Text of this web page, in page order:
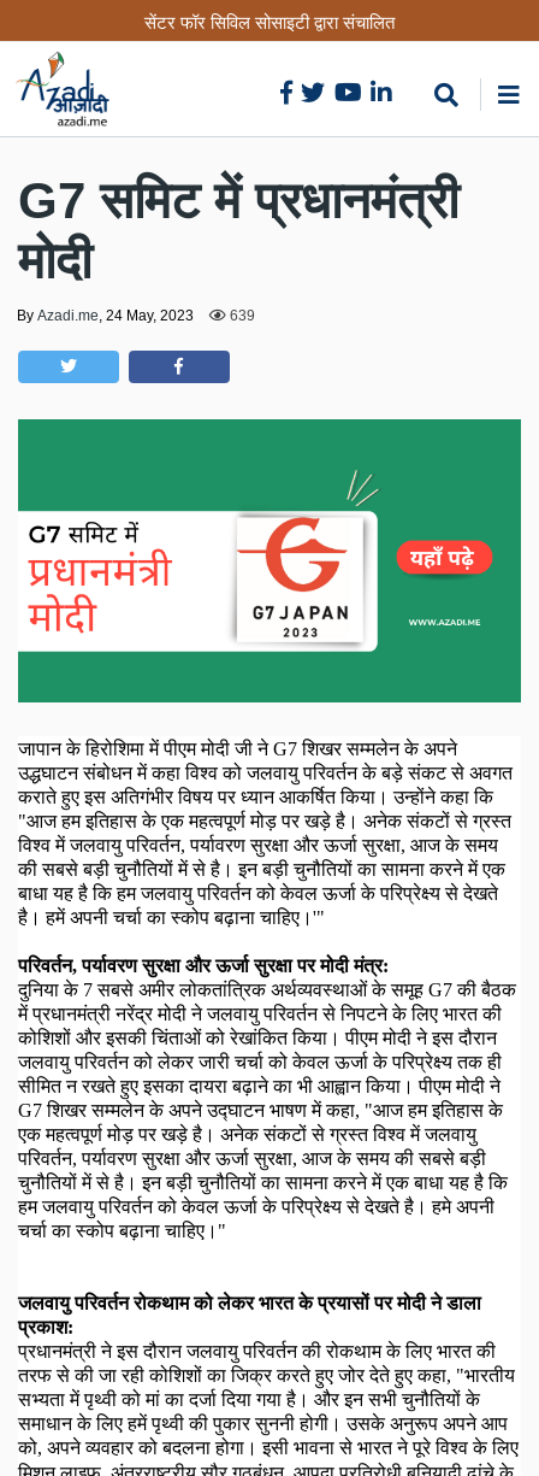
to
content
सेंटर फॉर सिविल सोसाइटी द्वारा संचालित
G7 समिट में प्रधानमंत्री
मोदी
By Azadi.me, 24 May, 2023 639
जापान के हिरोशिमा में पीएम मोदी जी नेG7शिखर सम्मलेन के अपने
उद्धघाटन संबोधन में कहा विश्व को जलवायु परिवर्तन के बड़े संकट से अवगत
कराते हुए इस अतिगंभीर विषय पर ध्यान आकर्षित किया। उन्होंने कहा कि
"आज हम इतिहास के एक महत्वपूर्ण मोड़ पर खड़े है। अनेक संकटों से ग्रस्त
विश्व में जलवायु परिवर्तन,पर्यावरण सुरक्षा और ऊर्जा सुरक्षा, आज के समय
की सबसे बड़ी चुनौतियों में से है। इन बड़ी चुनौतियों का सामना करने में एक
बाधा यह है कि हम जलवायु परिवर्तन को केवल ऊर्जा के परिप्रेक्ष्य से देखते
है। हमें अपनी चर्चा का स्कोप बढ़ाना चाहिए। '"
परिवर्तन,पर्यावरण सुरक्षा और ऊर्जा सुरक्षा पर मोदी मंत्र:
दुनिया के 7सबसे अमीर लोकतांत्रिक अर्थव्यवस्थाओं के समूह G7की बैठक
में प्रधानमंत्री नरेंद्र मोदी ने जलवायु परिवर्तन से निपटने के लिए भारत की
कोशिशों और इसकी चिंताओं को रेखांकित किया। पीएम मोदी ने इस दौरान
जलवायु परिवर्तन को लेकर जारी चर्चा को केवल ऊर्जा के परिप्रेक्ष्य तक ही
सीमित न रखते हुए इसका दायरा बढ़ाने का भी आह्वान किया। पीएम मोदी ने
G7शिखर सम्मलेन के अपने उद्घाटन भाषण में कहा, "आज हम इतिहास के
एक महत्वपूर्ण मोड़ पर खड़े है। अनेक संकटों से ग्रस्त विश्व में जलवायु
परिवर्तन,पर्यावरण सुरक्षा और ऊर्जा सुरक्षा, आज के समय की सबसे बड़ी
चुनौतियों में से है। इन बड़ी चुनौतियों का सामना करने में एक बाधा यह है कि
हम जलवायु परिवर्तन को केवल ऊर्जा के परिप्रेक्ष्य से देखते है। हमे अपनी
चर्चा का स्कोप बढ़ाना चाहिए।"
जलवायु परिवर्तन रोकथाम को लेकर भारत के प्रयासों पर मोदी ने डाला
प्रकाश:
प्रधानमंत्री ने इस दौरान जलवायु परिवर्तन की रोकथाम के लिए भारत की
तरफ से की जा रही कोशिशों का जिक्र करते हुए जोर देते हुए कहा, "भारतीय
सभ्यता में पृथ्वी को मां का दर्जा दिया गया है। और इन सभी चुनौतियों के
समाधान के लिए हमें पृथ्वी की पुकार सुननी होगी। उसके अनुरूप अपने आप
को, अपने व्यवहार को बदलना होगा । इसी भावना से भारत ने पूरे विश्व के लिए